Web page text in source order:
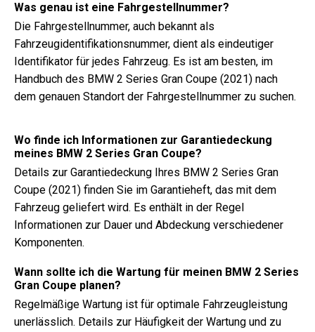
Was genau ist eine Fahrgestellnummer?
Die Fahrgestellnummer, auch bekannt als
Fahrzeugidentifikationsnummer, dient als eindeutiger
Identifikator für jedes Fahrzeug. Es ist am besten, im
Handbuch des BMW 2 Series Gran Coupe (2021) nach
dem genauen Standort der Fahrgestellnummer zu suchen.
Wo finde ich Informationen zur Garantiedeckung
meines BMW 2 Series Gran Coupe?
Details zur Garantiedeckung Ihres BMW 2 Series Gran
Coupe (2021) finden Sie im Garantieheft, das mit dem
Fahrzeug geliefert wird. Es enthält in der Regel
Informationen zur Dauer und Abdeckung verschiedener
Komponenten.
Wann sollte ich die Wartung für meinen BMW 2 Series
Gran Coupe planen?
Regelmäßige Wartung ist für optimale Fahrzeugleistung
unerlässlich. Details zur Häufigkeit der Wartung und zu